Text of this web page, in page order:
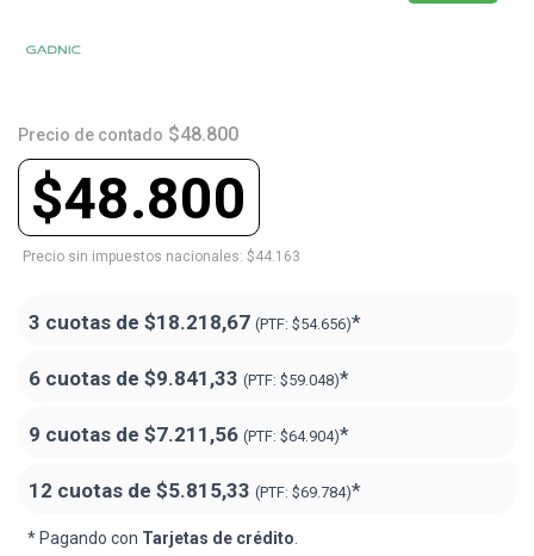
Precio de contado $48.800
$48.800
Precio sin impuestos nacionales: $44.163
3 cuotas de $18.218,67 (PTF: $54.656)*
6 cuotas de $9.841,33 (PTF: $59.048)*
9 cuotas de $7.211,56 (PTF: $64.904)*
12 cuotas de $5.815,33 (PTF: $69.784)*
* Pagando con Tarjetas de crédito